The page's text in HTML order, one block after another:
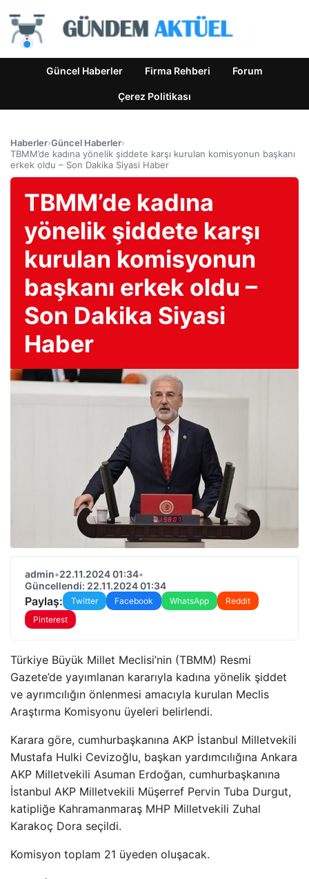
Güncel Haberler Firma Rehberi Forum
Çerez Politikası
Haberler›Güncel Haberler›
TBMM’de kadına yönelik şiddete karşı kurulan komisyonun başkanı
erkek oldu – Son Dakika Siyasi Haber
TBMM’de kadına
yönelik şiddete karşı
kurulan komisyonun
başkanı erkek oldu –
Son Dakika Siyasi
Haber
admin•22.11.2024 01:34•
Güncellendi: 22.11.2024 01:34
Paylaş: Twitter Facebook WhatsApp
Reddit
Pinterest
Türkiye Büyük Millet Meclisi’nin (TBMM) Resmi
Gazete’de yayımlanan kararıyla kadına yönelik şiddet
ve ayrımcılığın önlenmesi amacıyla kurulan Meclis
Araştırma Komisyonu üyeleri belirlendi.
Karara göre, cumhurbaşkanına AKP İstanbul Milletvekili
Mustafa Hulki Cevizoğlu, başkan yardımcılığına Ankara
AKP Milletvekili Asuman Erdoğan, cumhurbaşkanına
İstanbul AKP Milletvekili Müşerref Pervin Tuba Durgut,
katipliğe Kahramanmaraş MHP Milletvekili Zuhal
Karakoç Dora seçildi.
Komisyon toplam 21 üyeden oluşacak.